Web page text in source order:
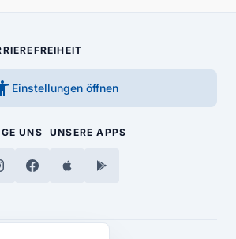
Einstellungen öffnen
UNS UNSERE APPS